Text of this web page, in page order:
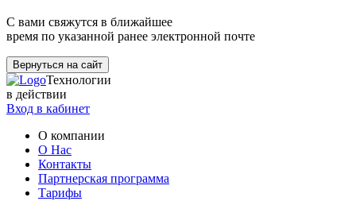
С вами свяжутся в ближайшее
время по указанной ранее электронной почте
Вернуться на сайт
Технологии
в действии
Вход в кабинет
О компании
О Нас
Контакты
Партнерская программа
Тарифы